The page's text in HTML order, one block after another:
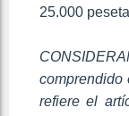
25.000
comprendido
refiere el